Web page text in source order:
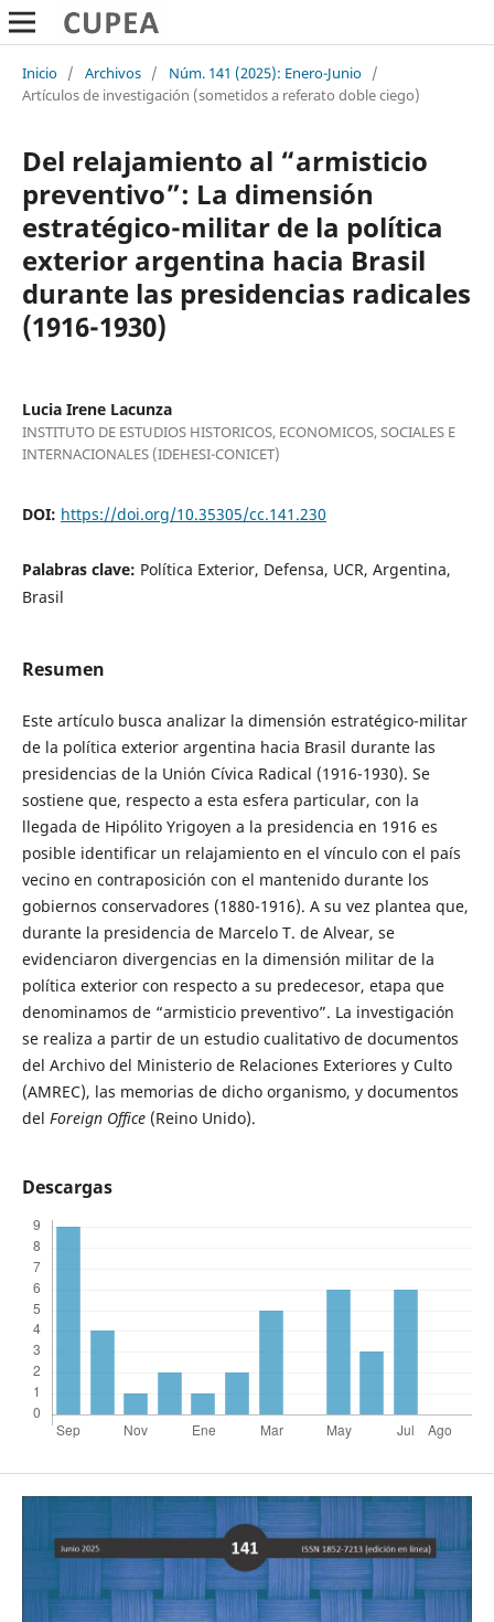
Inicio / Archivos / Núm. 141 (2025): Enero-Junio /
Artículos de investigación (sometidos a referato doble ciego)
Del relajamiento al “armisticio
preventivo”: La dimensión
estratégico-militar de la política
exterior argentina hacia Brasil
durante las presidencias radicales
(1916-1930)
Lucia Irene Lacunza
INSTITUTO DE ESTUDIOS HISTORICOS, ECONOMICOS, SOCIALES E
INTERNACIONALES (IDEHESI-CONICET)
DOI: https://doi.org/10.35305/cc.141.230
Palabras clave: Política Exterior, Defensa, UCR, Argentina,
Brasil
Resumen
Este artículo busca analizar la dimensión estratégico-militar
de la política exterior argentina hacia Brasil durante las
presidencias de la Unión Cívica Radical (1916-1930). Se
sostiene que, respecto a esta esfera particular, con la
llegada de Hipólito Yrigoyen a la presidencia en 1916 es
posible identificar un relajamiento en el vínculo con el país
vecino en contraposición con el mantenido durante los
gobiernos conservadores (1880-1916). A su vez plantea que,
durante la presidencia de Marcelo T. de Alvear, se
evidenciaron divergencias en la dimensión militar de la
política exterior con respecto a su predecesor, etapa que
denominamos de “armisticio preventivo”. La investigación
se realiza a partir de un estudio cualitativo de documentos
del Archivo del Ministerio de Relaciones Exteriores y Culto
(AMREC), las memorias de dicho organismo, y documentos
del Foreign Office(Reino Unido).
Descargas